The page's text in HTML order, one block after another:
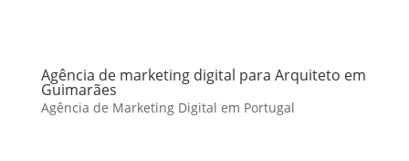
Agência de marketing digital para Arquiteto em
Guimarães
Agência de Marketing Digital em Portugal